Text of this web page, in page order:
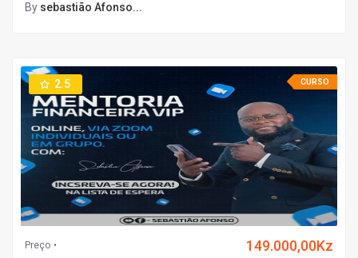
By sebastião Afonso...
CURSO
2.5
Preço 149.000,00Kz